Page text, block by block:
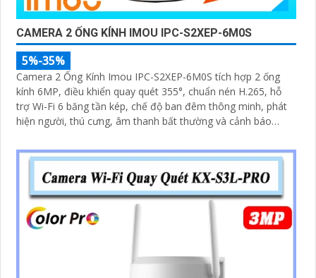
CAMERA 2 ỐNG KÍNH IMOU IPC-S2XEP-6M0S
5%-35%
Camera 2 Ống Kính Imou IPC-S2XEP-6M0S tích hợp 2 ống
kính 6MP, điều khiển quay quét 355°, chuẩn nén H.265, hỗ
trợ Wi-Fi 6 băng tần kép, chế độ ban đêm thông minh, phát
hiện người, thú cưng, âm thanh bất thường và cảnh báo